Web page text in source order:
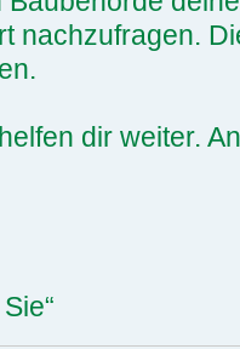
nachzufragen.
dir weiter.